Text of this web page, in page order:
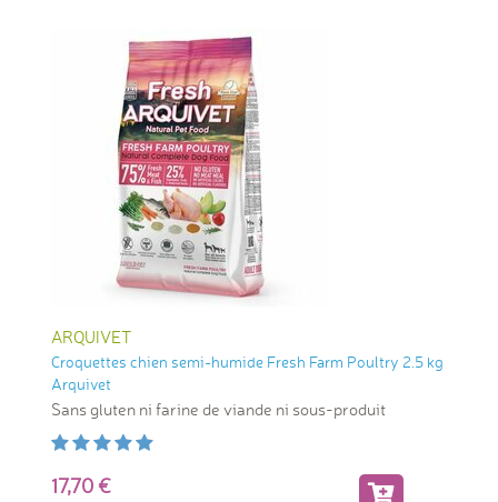
ARQUIVET
Croquettes chien semi-humide Fresh Farm Poultry 2.5 kg
Arquivet
Sans gluten ni farine de viande ni sous-produit
17,70